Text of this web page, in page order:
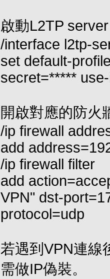
啟動L2TP
/interface l2tp-
set default-
secret=*****
開啟對應的防火
/ip firewall
add
/ip firewall filter
add
VPN" dst-
protocol=udp
若遇到VPN連線
需做IP偽裝。